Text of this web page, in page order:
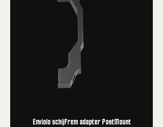
Enviolo schijfrem adapter PostMount